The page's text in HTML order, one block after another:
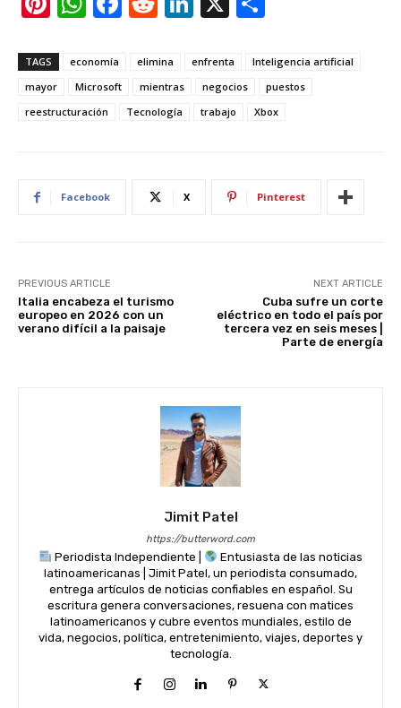
er
e
st
at
s
A
c
b
d
di
t
k
e
dI
ar
e
TAGS economía elimina enfrenta
Inteligencia artificial
mayor
Microsoft mientras negocios
puestos
reestructuración
Tecnología trabajo Xbox
Facebook X Pinterest
PREVIOUS ARTICLE
Italia encabeza el turismo
europeo en 2026 con un
verano difícil a la paisaje
NEXT ARTICLE
Cuba sufre un corte
eléctrico en todo el país por
tercera vez en seis meses |
Parte de energía
Jimit Patel
https://butterword.com
Periodista Independiente |
Entusiasta de las noticias
latinoamericanas | Jimit Patel, un periodista consumado,
entrega artículos de noticias confiables en español. Su
escritura genera conversaciones, resuena con matices
latinoamericanos y cubre eventos mundiales, estilo de
vida, negocios, política, entretenimiento, viajes, deportes y
tecnología.